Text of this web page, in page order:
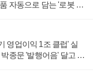
자동으로 담는 '로봇 40
영업이익 1조 클럽' 실
종문 '발행어음' 달고 연